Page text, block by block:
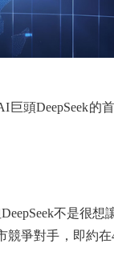
頭DeepSeek的
不是很想
爭對手，即約